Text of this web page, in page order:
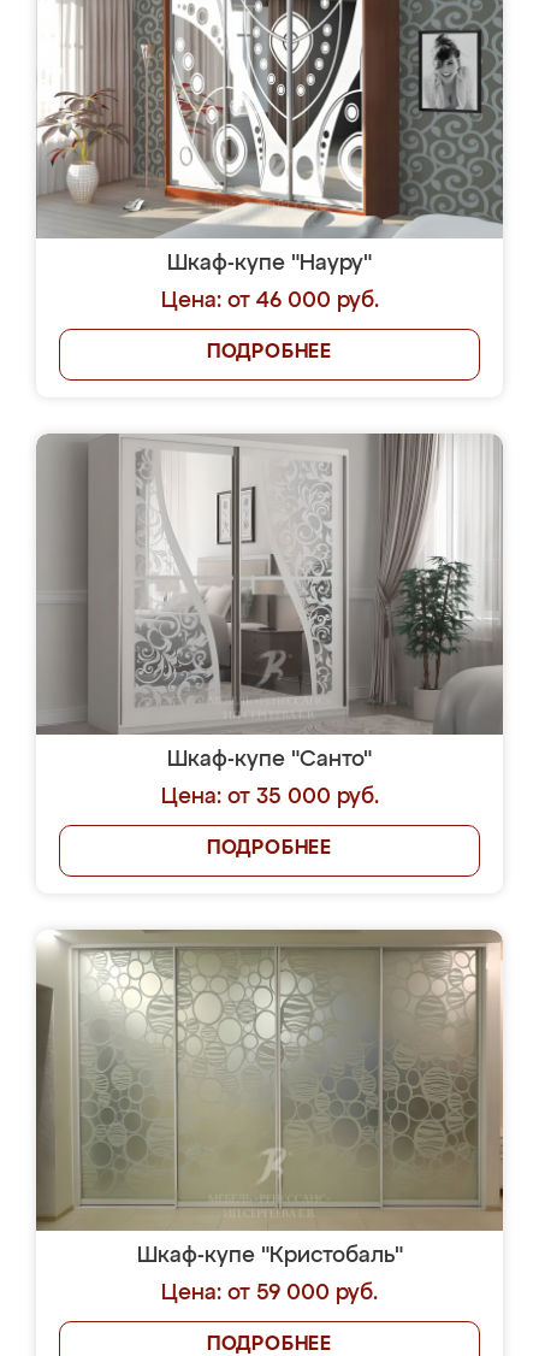
Шкаф-купе "Науру"
Цена: от 46 000 руб.
ПОДРОБНЕЕ
Шкаф-купе "Санто"
Цена: от 35 000 руб.
ПОДРОБНЕЕ
Шкаф-купе "Кристобаль"
Цена: от 59 000 руб.
ПОДРОБНЕЕ